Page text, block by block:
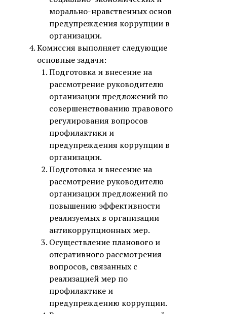
морально-нравственных основ
предупреждения коррупции в
организации.
Комиссия выполняет следующие
основные задачи:
Подготовка и внесение на
рассмотрение руководителю
организации предложений по
совершенствованию правового
регулирования вопросов
профилактики и
предупреждения коррупции в
организации.
Подготовка и внесение на
рассмотрение руководителю
организации предложений по
повышению эффективности
реализуемых в организации
антикоррупционных мер.
Осуществление планового и
оперативного рассмотрения
вопросов, связанных с
реализацией мер по
профилактике и
предупреждению коррупции.